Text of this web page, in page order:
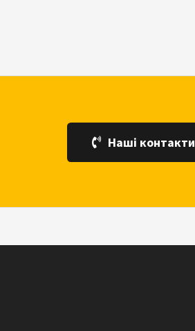
Наші контакти